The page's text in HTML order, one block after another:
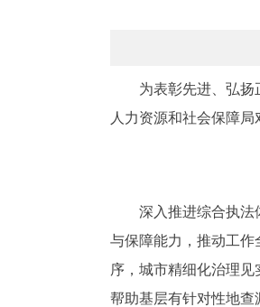
为表彰先进、弘扬正
人力资源和社会保障局
深入推进综合执法体
与保障能力，推动工
序，城市精细化治理
帮助基层有针对性地查